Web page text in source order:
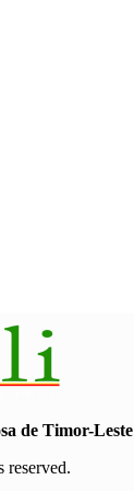
de Timor-Leste